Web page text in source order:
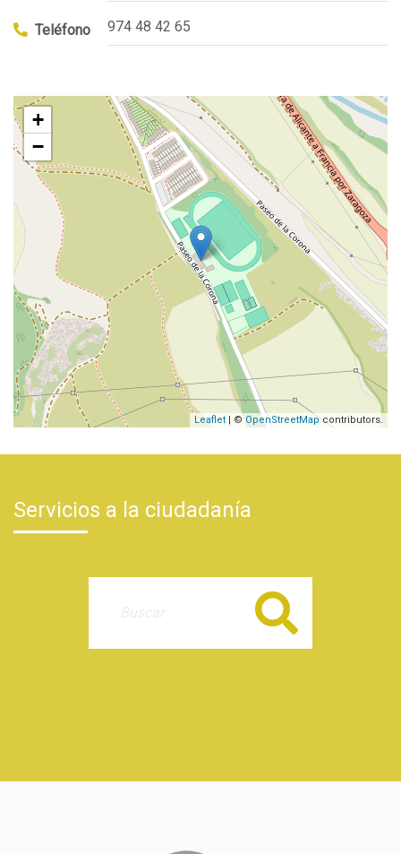
Teléfono 974 48 42 65
+
−
Leaflet | © OpenStreetMap contributors.
Servicios a la ciudadanía
Buscar